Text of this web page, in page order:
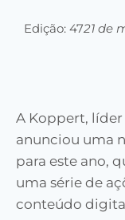
Edição: 4721 de
A Koppert,
anunciou uma
para este ano,
uma série de
conteúdo